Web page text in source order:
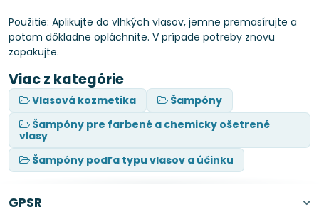
Použitie: Aplikujte do vlhkých vlasov, jemne premasírujte a
potom dôkladne opláchnite. V prípade potreby znovu
zopakujte.
Viac z kategórie
Vlasová kozmetika
Šampóny
Šampóny pre farbené a chemicky ošetrené
vlasy
Šampóny podľa typu vlasov a účinku
GPSR